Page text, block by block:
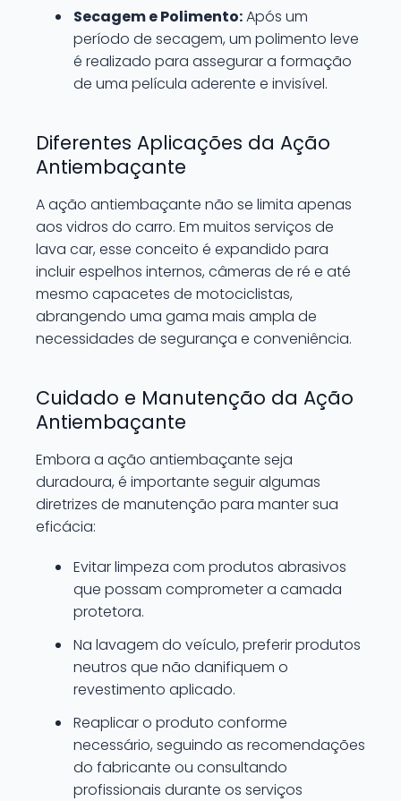
Secagem e Polimento:Após um
período de secagem, um polimento leve
é realizado para assegurar a formação
de uma película aderente e invisível.
Diferentes Aplicações da Ação
Antiembaçante
A ação antiembaçante não se limita apenas
aos vidros do carro. Em muitos serviços de
lava car, esse conceito é expandido para
incluir espelhos internos, câmeras de ré e até
mesmo capacetes de motociclistas,
abrangendo uma gama mais ampla de
necessidades de segurança e conveniência.
Cuidado e Manutenção da Ação
Antiembaçante
Embora a ação antiembaçante seja
duradoura, é importante seguir algumas
diretrizes de manutenção para manter sua
eficácia:
Evitar limpeza com produtos abrasivos
que possam comprometer a camada
protetora.
Na lavagem do veículo, preferir produtos
neutros que não danifiquem o
revestimento aplicado.
Reaplicar o produto conforme
necessário, seguindo as recomendações
do fabricante ou consultando
profissionais durante os serviços